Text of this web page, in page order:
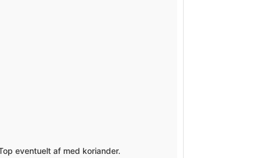
eventuelt af med koriander.